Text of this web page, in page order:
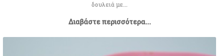
δουλειά με...
Διαβάστε περισσότερα...